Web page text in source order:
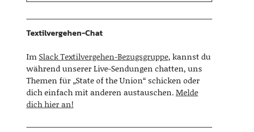
Textilvergehen-Chat
Im Slack Textilvergehen-Bezugsgruppe, kannst du
während unserer Live-Sendungen chatten, uns
Themen für „State of the Union“ schicken oder
dich einfach mit anderen austauschen.Melde
dich hier an!